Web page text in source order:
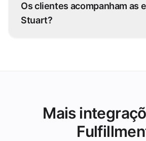
Stuart para picos e distâncias
Os clientes acompanham as
Stuart?
Mais